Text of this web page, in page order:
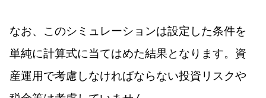
なお、このシミュレーションは設定した条件を
単純に計算式に当てはめた結果となります。資
産運用で考慮しなければならない投資リスクや